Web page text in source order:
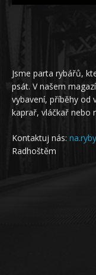
Jsme parta rybářů,
psát. V našem
vybavení, příběhy od
kaprař, vláčkař nebo
Kontaktuj nás:
Radhoštěm